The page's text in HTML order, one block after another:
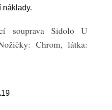
náklady.
souprava Sidolo U
Chrom, látka: